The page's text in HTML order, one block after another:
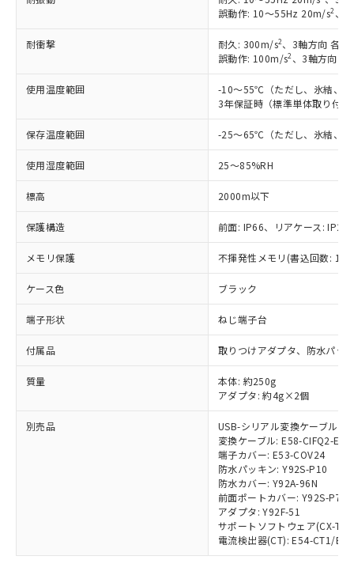
誤動作: 10～55Hz 20m/s2 、3
耐衝撃 耐久: 300m/s2、3軸方向 各3
誤動作: 100m/s2 、3軸方向 各
使用温度範囲
-10～55℃（ただし、氷結、
3年保証時（標準単体取り付
保存温度範囲 -25～65℃（ただし、氷結、
使用湿度範囲 25～85%RH
標高 2000m以下
保護構造 前面: IP66、リアケース: IP20
メモリ保護 不揮発性メモリ(書込回数:
ケース色 ブラック
端子形状 ねじ端子台
付属品 取りつけアダプタ、防水パッ
質量
本体: 約250g
アダプタ: 約4g×2個
別売品
USB-シリアル変換ケーブル:
変換ケーブル: E58-CIFQ2-E
端子カバー: E53-COV24
防水パッキン: Y92S-P10
防水カバー: Y92A-96N
前面ポートカバー: Y92S-P7
アダプタ: Y92F-51
サポートソフトウェア(CX-
電流検出器(CT): E54-CT1/
以下の条件をお読みいただき、同意のうえ
本サービスは、当社制御機器事業取扱
商品の当社在庫状況および標準価格
(税抜)を提供させていただくもので
当社制御機器事業取扱商品の中には、
本サービスの対象外となる商品もある
ことをご了承ください。
※1 対応状況
対応済み：EU RoHS指令（10物質）の
非含有に対応した製品が提供可能な商品で
対応予定：EU RoHS指令（10物質）の非含
有に対応した製品に切り替える予定のある
対応予定なし：EU RoHS指令（10物質）の
非含有に非対応の商品で、対応品を出す予
調査・確認中：EU RoHS指令（10物質）の
非含有の対応状況を調査中または確認中の
非該当品：ライセンス料など無形物で、有
害物質有無と関係のない商品です。
仕入先様の事情により、非含有部品として
いたものが、含有品と判明した場合などや
「○」：最大均質材料含有率が中国RoHSの
基準値以下であることを示します。
「×」：最大均質材料含有率が中国RoHSの
基準値を超えていることを示します。
「－」：未確認です。当社販売部門へお問
当社は、これら貴社製品のうち、外国